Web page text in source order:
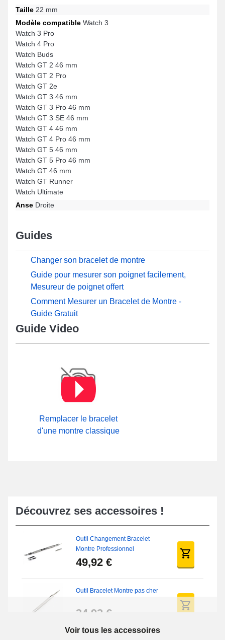
Taille 22 mm
Modèle compatible Watch 3
Watch 3 Pro
Watch 4 Pro
Watch Buds
Watch GT 2 46 mm
Watch GT 2 Pro
Watch GT 2e
Watch GT 3 46 mm
Watch GT 3 Pro 46 mm
Watch GT 3 SE 46 mm
Watch GT 4 46 mm
Watch GT 4 Pro 46 mm
Watch GT 5 46 mm
Watch GT 5 Pro 46 mm
Watch GT 46 mm
Watch GT Runner
Watch Ultimate
Anse Droite
Guides
Changer son bracelet de montre
Guide pour mesurer son poignet facilement,
Mesureur de poignet offert
Comment Mesurer un Bracelet de Montre -
Guide Gratuit
Guide Video
Remplacer le bracelet
d'une montre classique
Découvrez ses accessoires !
Outil Changement Bracelet
Montre Professionnel
49,92 €
Outil Bracelet Montre pas cher
34,92 €
Voir tous les accessoires